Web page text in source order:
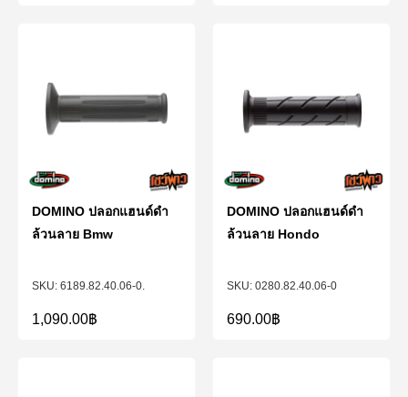
6189.82.40.06-0.
DOMINO ปลอกแฮนด์ดำ
ล้วนลาย Bmw
1,090.00฿
0280.82.40.06-0
DOMINO ปลอกแฮนด์ดำ
ล้วนลาย Hondo
690.00฿